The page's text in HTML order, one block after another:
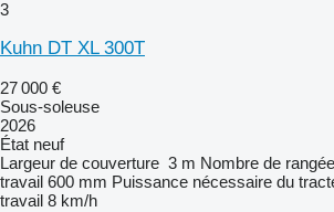
3
Kuhn DT XL 300T
27 000 €
Sous-soleuse
2026
État neuf
Largeur de couverture 3 m Nombre de
travail 600 mm Puissance nécessaire du
travail 8 km/h